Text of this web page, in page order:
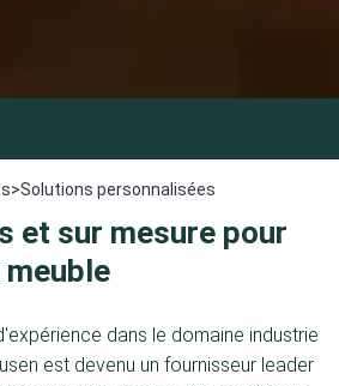
>Solutions personnalisées
et sur mesure pour
dans le domaine industrie
est devenu un fournisseur leader